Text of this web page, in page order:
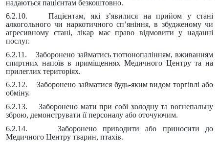
надаються пацієнтам безкоштовно.
6.2.10. Пацієнтам, які з’явилися на прийом у стані
алкогольного чи наркотичного сп’яніння, в збудженому чи
агресивному стані, лікар має право відмовити у наданні
послуг.
6.2.11. Заборонено займатись тютюнопалінням, вживанням
спиртних напоїв в приміщеннях Медичного Центру та на
прилеглих територіях.
6.2.12. Заборонено займатися будь-яким видом торгівлі або
обміну.
6.2.13. Заборонено мати при собі холодну та вогнепальну
зброю, демонструвати її персоналу або оточуючим.
6.2.14. Заборонено приводити або приносити до
Медичного Центру тварин, птахів.